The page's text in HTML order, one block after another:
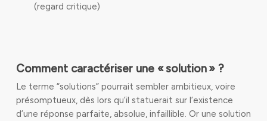
(regard critique)
Comment caractériser une « solution » ?
Le terme “solutions” pourrait sembler ambitieux, voire
présomptueux, dès lors qu’il statuerait sur l’existence
d’une réponse parfaite, absolue, infaillible. Or une solution